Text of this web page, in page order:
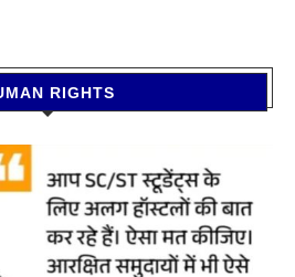
RIGHTS